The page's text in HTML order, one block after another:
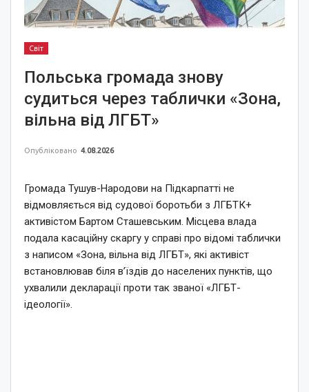
Світ
Польська громада знову
судиться через таблички «Зона,
вільна від ЛГБТ»
Опубліковано 4.08.2026
Громада Тушув-Народови на Підкарпатті не
відмовляється від судової боротьби з ЛГБТК+
активістом Бартом Сташевським. Місцева влада
подала касаційну скаргу у справі про відомі таблички
з написом «Зона, вільна від ЛГБТ», які активіст
встановлював біля в’їздів до населених пунктів, що
ухвалили декларації проти так званої «ЛГБТ-
ідеології».